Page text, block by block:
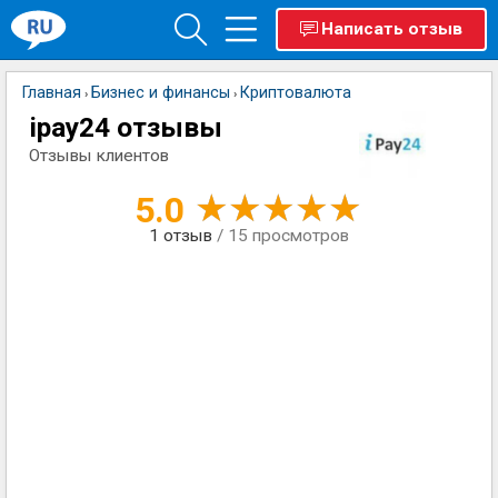
Написать отзыв
Главная › Бизнес и финансы › Криптовалюта
ipay24 отзывы
Отзывы клиентов
5.0
1 отзыв / 15 просмотров